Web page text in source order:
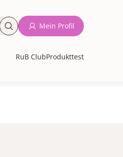
RuB ClubProdukttest
Mein Profil